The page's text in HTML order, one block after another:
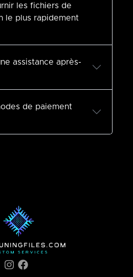
les fichiers de
le plus rapidement
assistance après-
de paiement